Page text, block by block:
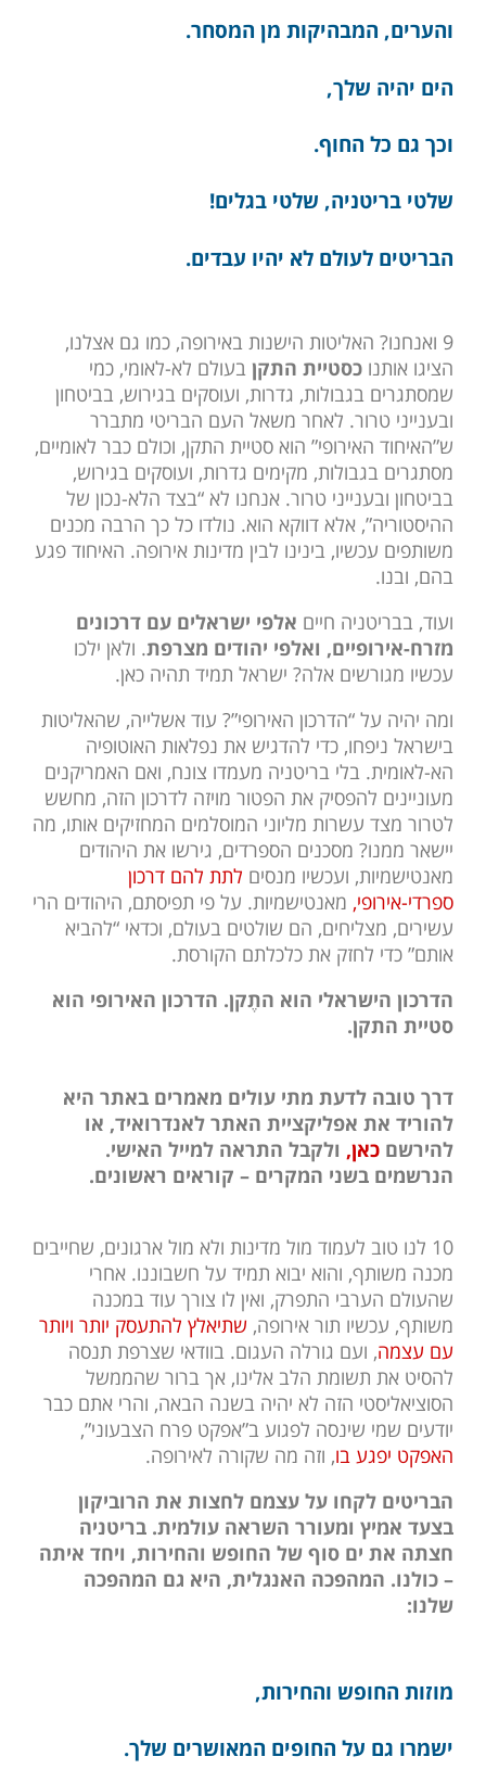
והערים, המבהיקות מן המסחר.
הים יהיה שלך,
וכך גם כל החוף.
שלטי בריטניה, שלטי בגלים!
הבריטים לעולם לא יהיו עבדים.
9 ואנחנו? האליטות הישנות באירופה, כמו גם אצלנו,
הציגו אותנו כסטיית התקן בעולם לא-לאומי, כמי
שמסתגרים בגבולות, גדרות, ועוסקים בגירוש, בביטחון
ובענייני טרור. לאחר משאל העם הבריטי מתברר
ש”האיחוד האירופי” הוא סטיית התקן, וכולם כבר לאומיים,
מסתגרים בגבולות, מקימים גדרות, ועוסקים בגירוש,
בביטחון ובענייני טרור. אנחנו לא “בצד הלא-נכון של
ההיסטוריה”, אלא דווקא הוא. נולדו כל כך הרבה מכנים
משותפים עכשיו, בינינו לבין מדינות אירופה. האיחוד פגע
בהם, ובנו.
ועוד, בבריטניה חיים אלפי ישראלים עם דרכונים
מזרח-אירופיים, ואלפי יהודים מצרפת. ולאן ילכו
עכשיו מגורשים אלה? ישראל תמיד תהיה כאן.
ומה יהיה על “הדרכון האירופי”? עוד אשלייה, שהאליטות
בישראל ניפחו, כדי להדגיש את נפלאות האוטופיה
הא-לאומית. בלי בריטניה מעמדו צונח, ואם האמריקנים
מעוניינים להפסיק את הפטור מויזה לדרכון הזה, מחשש
לטרור מצד עשרות מליוני המוסלמים המחזיקים אותו, מה
יישאר ממנו? מסכנים הספרדים, גירשו את היהודים
מאנטישמיות, ועכשיו מנסים לתת להם דרכון
ספרדי-אירופי, מאנטישמיות. על פי תפיסתם, היהודים הרי
עשירים, מצליחים, הם שולטים בעולם, וכדאי “להביא
אותם” כדי לחזק את כלכלתם הקורסת.
הדרכון הישראלי הוא התֶקן. הדרכון האירופי הוא
סטיית התקן.
דרך טובה לדעת מתי עולים מאמרים באתר היא
להוריד את אפליקציית האתר לאנדרואיד, או
להירשם כאן, ולקבל התראה למייל האישי.
הנרשמים בשני המקרים – קוראים ראשונים.
10 לנו טוב לעמוד מול מדינות ולא מול ארגונים, שחייבים
מכנה משותף, והוא יבוא תמיד על חשבוננו. אחרי
שהעולם הערבי התפרק, ואין לו צורך עוד במכנה
משותף, עכשיו תור אירופה, שתיאלץ להתעסק יותר ויותר
עם עצמה, ועם גורלה העגום. בוודאי שצרפת תנסה
להסיט את תשומת הלב אלינו, אך ברור שהממשל
הסוציאליסטי הזה לא יהיה בשנה הבאה, והרי אתם כבר
יודעים שמי שינסה לפגוע ב”אפקט פרח הצבעוני”,
האפקט יפגע בו, וזה מה שקורה לאירופה.
הבריטים לקחו על עצמם לחצות את הרוביקון
בצעד אמיץ ומעורר השראה עולמית. בריטניה
חצתה את ים סוף של החופש והחירות, ויחד איתה
– כולנו. המהפכה האנגלית, היא גם המהפכה
שלנו:
מוזות החופש והחירות,
ישמרו גם על החופים המאושרים שלך.